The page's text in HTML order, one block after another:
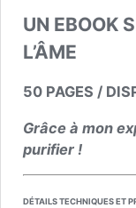
UN EBOOK
L’ÂME
50 PAGES /
Grâce à mon
purifier !
DÉTAILS TECHNIQUES ET